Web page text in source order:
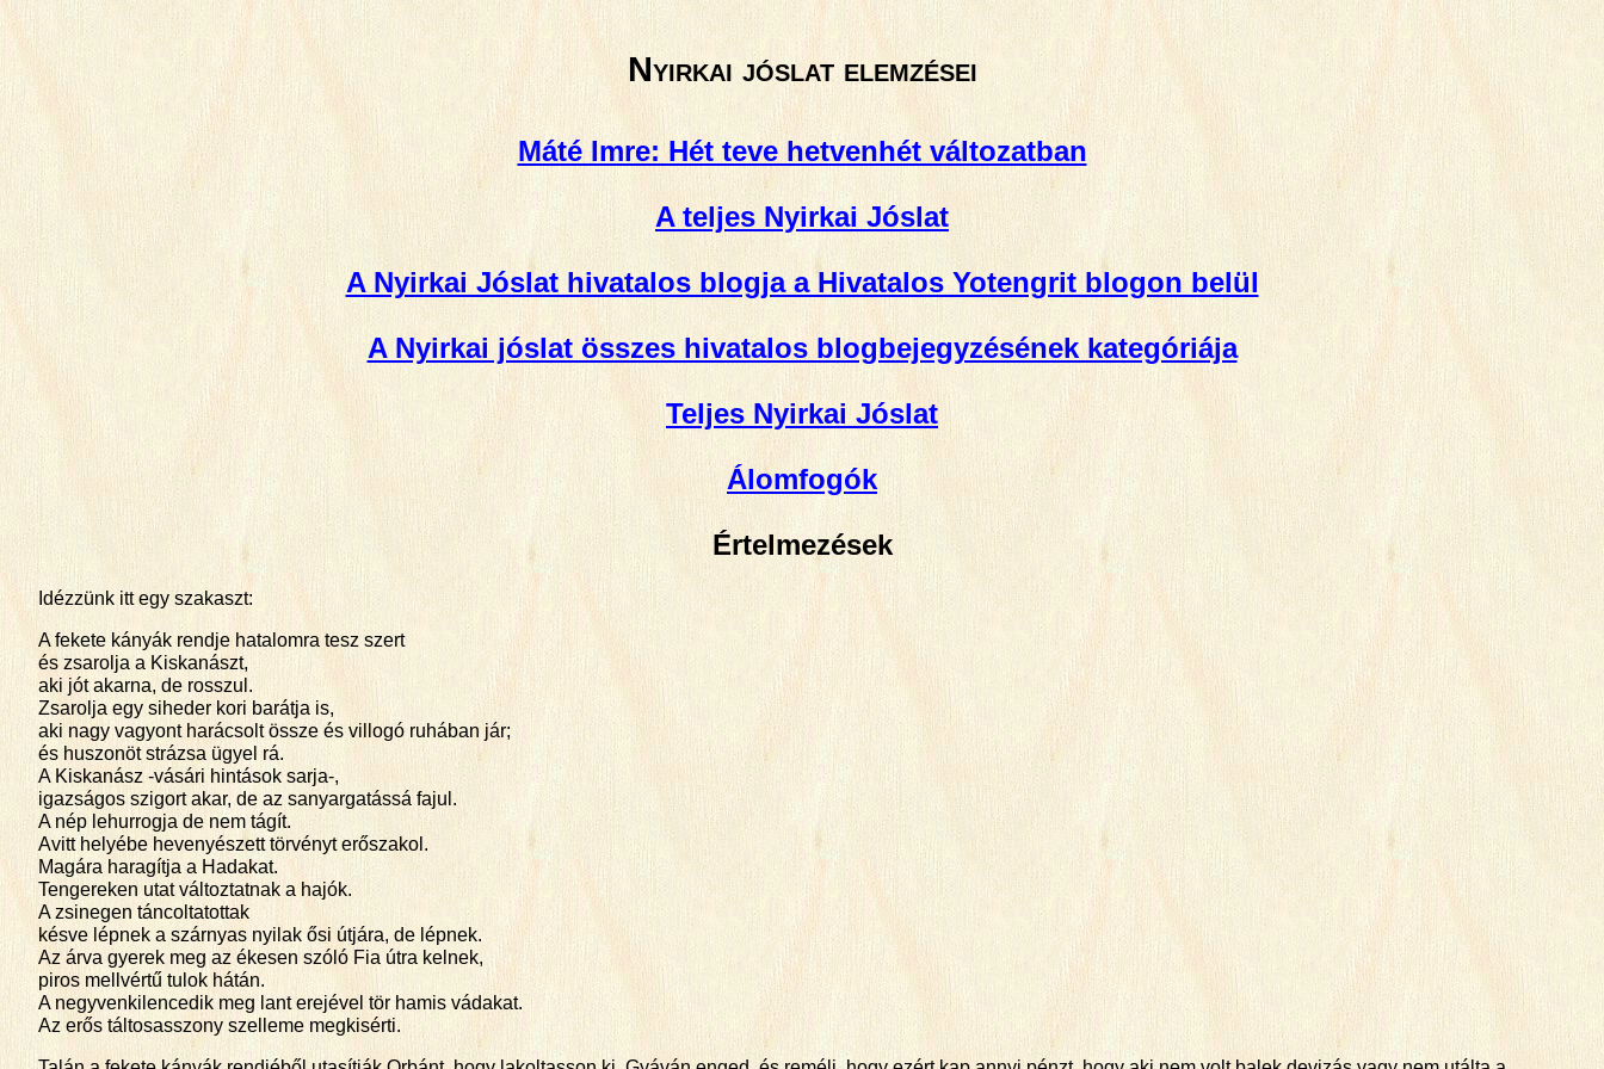
Nyirkai jóslat elemzései
Máté Imre: Hét teve hetvenhét változatban
A teljes Nyirkai Jóslat
A Nyirkai Jóslat hivatalos blogja a Hivatalos Yotengrit blogon belül
A Nyirkai jóslat összes hivatalos blogbejegyzésének kategóriája
Teljes Nyirkai Jóslat
Álomfogók
Értelmezések
Idézzünk itt egy szakaszt:
A fekete kányák rendje hatalomra tesz szert
és zsarolja a Kiskanászt,
aki jót akarna, de rosszul.
Zsarolja egy siheder kori barátja is,
aki nagy vagyont harácsolt össze és villogó ruhában jár;
és huszonöt strázsa ügyel rá.
A Kiskanász -vásári hintások sarja-,
igazságos szigort akar, de az sanyargatássá fajul.
A nép lehurrogja de nem tágít.
Avitt helyébe hevenyészett törvényt erőszakol.
Magára haragítja a Hadakat.
Tengereken utat változtatnak a hajók.
A zsinegen táncoltatottak
késve lépnek a szárnyas nyilak ősi útjára, de lépnek.
Az árva gyerek meg az ékesen szóló Fia útra kelnek,
piros mellvértű tulok hátán.
A negyvenkilencedik meg lant erejével tör hamis vádakat.
Az erős táltosasszony szelleme megkisérti.